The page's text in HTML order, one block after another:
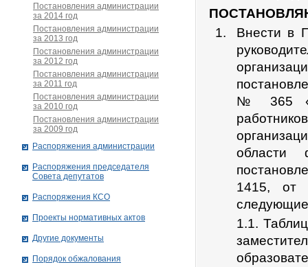
Внести в
№ 365
области
1415, от
1.1.
Постановления администрации
за 2014 год
Постановления администрации
за 2013 год
Постановления администрации
за 2012 год
Постановления администрации
за 2011 год
Постановления администрации
за 2010 год
Постановления администрации
за 2009 год
Распоряжения администрации
Распоряжения председателя
Совета депутатов
Распоряжения КСО
Проекты нормативных актов
Другие документы
Порядок обжалования